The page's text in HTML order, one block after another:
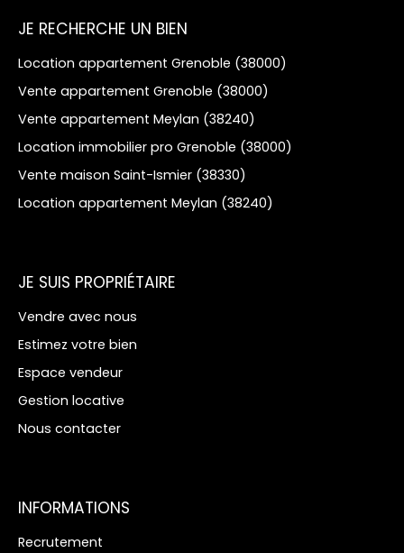
JE RECHERCHE UN BIEN
Location appartement Grenoble (38000)
Vente appartement Grenoble (38000)
Vente appartement Meylan (38240)
Location immobilier pro Grenoble (38000)
Vente maison Saint-Ismier (38330)
Location appartement Meylan (38240)
JE SUIS PROPRIÉTAIRE
Vendre avec nous
Estimez votre bien
Espace vendeur
Gestion locative
Nous contacter
INFORMATIONS
Recrutement